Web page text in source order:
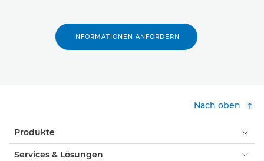
INFORMATIONEN ANFORDERN
Nach oben
Produkte
Services & Lösungen